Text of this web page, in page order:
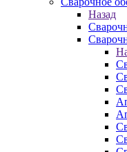
Назад